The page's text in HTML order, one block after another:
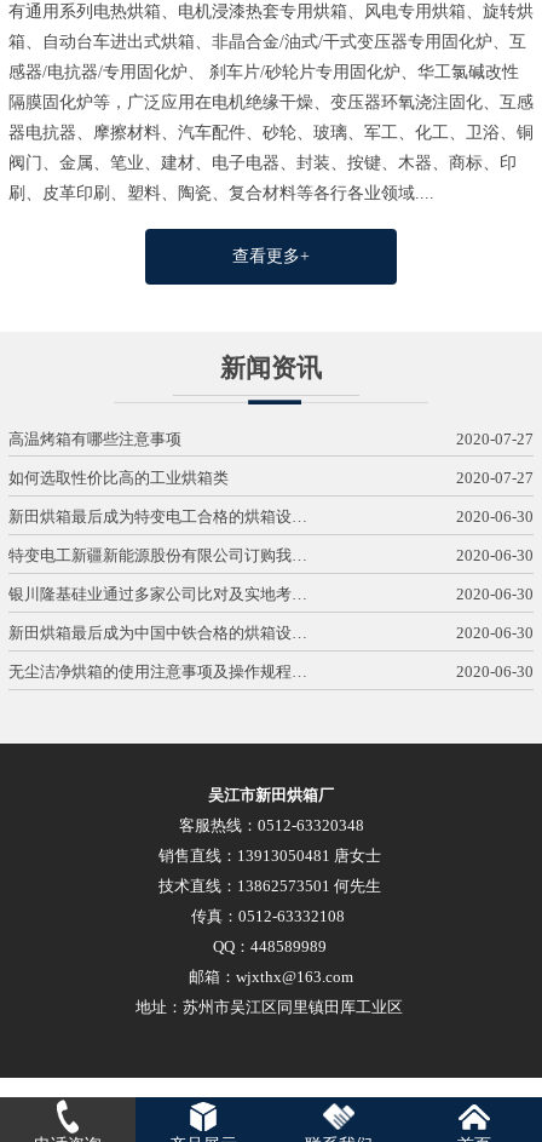
有通用系列电热烘箱、电机浸漆热套专用烘箱、风电专用烘箱、旋转烘
箱、自动台车进出式烘箱、非晶合金/油式/干式变压器专用固化炉、互
感器/电抗器/专用固化炉、 刹车片/砂轮片专用固化炉、华工氯碱改性
隔膜固化炉等，广泛应用在电机绝缘干燥、变压器环氧浇注固化、互感
器电抗器、摩擦材料、汽车配件、砂轮、玻璃、军工、化工、卫浴、铜
阀门、金属、笔业、建材、电子电器、封装、按键、木器、商标、印
刷、皮革印刷、塑料、陶瓷、复合材料等各行各业领域....
查看更多+
新闻资讯
高温烤箱有哪些注意事项 2020-07-27
如何选取性价比高的工业烘箱类 2020-07-27
新田烘箱最后成为特变电工合格的烘箱设… 2020-06-30
特变电工新疆新能源股份有限公司订购我… 2020-06-30
银川隆基硅业通过多家公司比对及实地考… 2020-06-30
新田烘箱最后成为中国中铁合格的烘箱设… 2020-06-30
无尘洁净烘箱的使用注意事项及操作规程… 2020-06-30
吴江市新田烘箱厂
客服热线：0512-63320348
销售直线：13913050481 唐女士
技术直线：13862573501 何先生
传真：0512-63332108
QQ：448589989
邮箱：wjxthx@163.com
地址：苏州市吴江区同里镇田厍工业区